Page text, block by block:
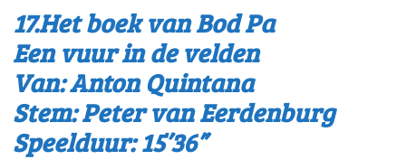
17.Het boek van Bod Pa
Een vuur in de velden
Van: Anton Quintana
Stem: Peter van Eerdenburg
Speelduur: 15’36”